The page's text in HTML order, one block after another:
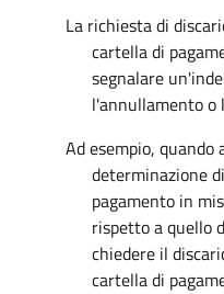
La richiesta di
cartella di
segnalare
l'annullamento o
Ad esempio,
determinazione
pagamento in
rispetto a quello
chiedere il
cartella di